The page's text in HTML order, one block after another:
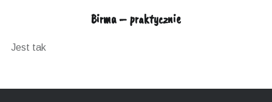
Birma – praktycznie
Jest tak